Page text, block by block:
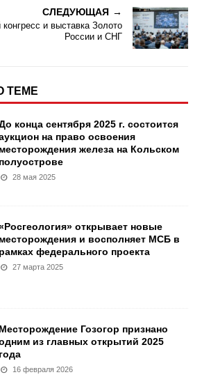
СЛЕДУЮЩАЯ
и выставка Золото
России и СНГ
ТЕМЕ
конца сентября 2025 г. состоится
на право освоения
месторождения железа на Кольском
полуострове
28 мая 2025
открывает новые
месторождения и восполняет МСБ в
рамках федерального проекта
27 марта 2025
Месторождение Гозогор признано
из главных открытий 2025
года
16 февраля 2026